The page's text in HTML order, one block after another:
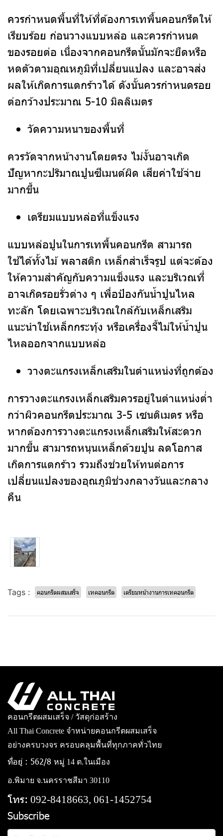
ควรกำหนดพื้นที่ให้ที่ต้องการเทพื้นคอนกรีตให้
เรียบร้อย ก่อนวางแบบหล่อ และควรกำหนด
ของรอยต่อ เนื่องจากคอนกรีตนั้นมักจะยืดหรือ
หดตัวตามอุณหภูมิที่เปลี่ยนแปลง และอาจส่ง
ผลให้เกิดการแตกร้าวได้ ดังนั้นควรกำหนดรอย
ต่อกว้างประมาณ 5-10 มิลลิเมตร
วัดความหนาของพื้นที่
ควรวัดจากหน้างานโดยตรง ไม่งั้นอาจเกิด
ปัญหากะปริมาณปูนซีเมนต์ผิด เสียค่าใช้จ่าย
มากขึ้น
เตรียมแบบหล่อที่แข็งแรง
แบบหล่อปูนในการเทพื้นคอนกรีต สามารถ
ใช้ได้ทั้งไม้ พลาสติก เหล็กสำเร็จรูป แต่จะต้อง
ให้ความสำคัญกับความแข็งแรง และบริเวณที่
อาจเกิดรอยรั่วต่าง ๆ เพื่อป้องกันน้ำปูนไหล
ทะลัก โดยเฉพาะบริเวณใกล้กับเหล็กเสริม
แนะนำใช้เหล็กกระทุ้ง หรือเครื่องจี้ไม่ให้น้ำปูน
ไหลออกจากแบบหล่อ
วางตะแกรงเหล็กเสริมในตำแหน่งที่ถูกต้อง
การวางตะแกรงเหล็กเสริมควรอยู่ในตำแหน่งต่ำ
กว่าผิวคอนกรีตประมาณ 3-5 เซนติเมตร หรือ
หากต้องการวางตะแกรงเหล็กเสริมให้สะดวก
มากขึ้น สามารถหนุนเหล็กด้วยปูน ลดโอกาส
เกิดการแตกร้าว รวมถึงช่วยให้ทนต่อการ
เปลี่ยนแปลงของอุณภูมิช่วงกลางวันและกลาง
คืน
Tags : คอนกรีตผสมเสร็จ เทคอนกรีต เตรียมหน้างานการเทคอนกรีต
คอนกรีตผสมเสร็จ / วัสดุก่อสร้าง
All Thai Concrete จำหน่ายคอนกรีตผสมเสร็จ
อย่างครบวงจร ครอบคลุมพื้นที่ทุกภาคทั่วไทย
ที่อยู่ : 562/8 หมู่ 14 ต.ในเมือง
อ.พิมาย จ.นครราชสีมา 30110
โทร: 092-8418663, 061-1452754
Subscribe